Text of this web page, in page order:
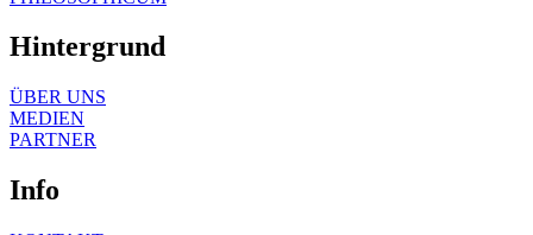
Hintergrund
ÜBER UNS
MEDIEN
PARTNER
Info